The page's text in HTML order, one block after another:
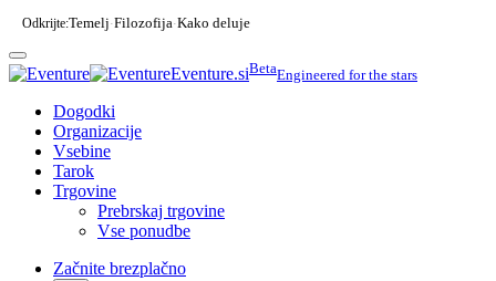
Odkrijte:Temelj·Filozofija·Kako deluje
Eventure.siBetaEngineered for the stars
Dogodki
Organizacije
Vsebine
Tarok
Trgovine
Prebrskaj trgovine
Vse ponudbe
Začnite brezplačno